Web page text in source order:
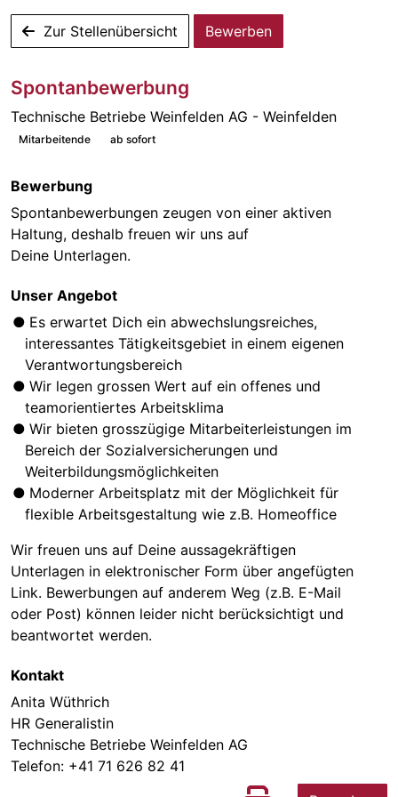
Zur Stellenübersicht Bewerben
Spontanbewerbung
Technische Betriebe Weinfelden AG - Weinfelden
Mitarbeitende ab sofort
Bewerbung
Spontanbewerbungen zeugen von einer aktiven
Haltung, deshalb freuen wir uns auf
Deine Unterlagen.
Unser Angebot
Es erwartet Dich ein abwechslungsreiches,
interessantes Tätigkeitsgebiet in einem eigenen
Verantwortungsbereich
Wir legen grossen Wert auf ein offenes und
teamorientiertes Arbeitsklima
Wir bieten grosszügige Mitarbeiterleistungen im
Bereich der Sozialversicherungen und
Weiterbildungsmöglichkeiten
Moderner Arbeitsplatz mit der Möglichkeit für
flexible Arbeitsgestaltung wie z.B. Homeoffice
Wir freuen uns auf Deine aussagekräftigen
Unterlagen in elektronischer Form über angefügten
Link. Bewerbungen auf anderem Weg (z.B. E-Mail
oder Post) können leider nicht berücksichtigt und
beantwortet werden.
Kontakt
Anita Wüthrich
HR Generalistin
Technische Betriebe Weinfelden AG
Telefon: +41 71 626 82 41